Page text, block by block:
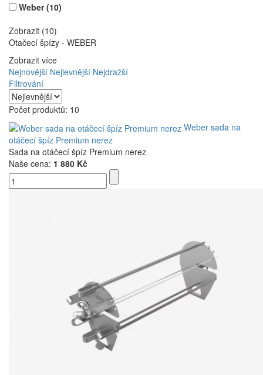
Weber(10)
Zobrazit (10)
Otačecí špízy - WEBER
Zobrazit více
Nejnovější Nejlevnější Nejdražší
Filtrování
Počet produktů: 10
Weber sada na
otáčecí špíz Premium nerez
Sada na otáčecí špíz Premium nerez
Naše cena: 1 880 Kč